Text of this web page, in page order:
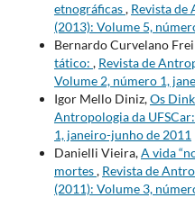
etnográficas, Revista de
(2013): Volume 5,
Bernardo Curvelano
tático: , Revista de
Volume 2, número 1,
Igor Mello Diniz,Os
Antropologia da
1, janeiro-junho de 2011
Danielli Vieira,A vida
mortes, Revista de
(2011): Volume 3,